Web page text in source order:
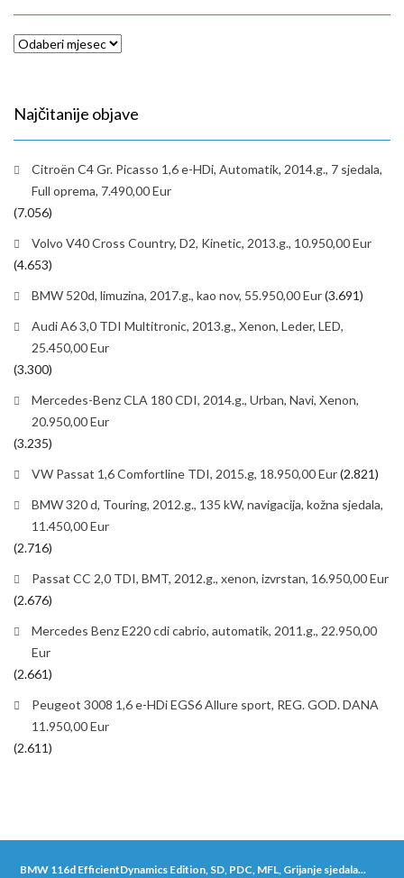
Arhiva
Najčitanije objave
Citroën C4 Gr. Picasso 1,6 e-HDi, Automatik, 2014.g., 7 sjedala,
Full oprema, 7.490,00 Eur
(7.056)
Volvo V40 Cross Country, D2, Kinetic, 2013.g., 10.950,00 Eur
(4.653)
BMW 520d, limuzina, 2017.g., kao nov, 55.950,00 Eur(3.691)
Audi A6 3,0 TDI Multitronic, 2013.g., Xenon, Leder, LED,
25.450,00 Eur
(3.300)
Mercedes-Benz CLA 180 CDI, 2014.g., Urban, Navi, Xenon,
20.950,00 Eur
(3.235)
VW Passat 1,6 Comfortline TDI, 2015.g, 18.950,00 Eur(2.821)
BMW 320 d, Touring, 2012.g., 135 kW, navigacija, kožna sjedala,
11.450,00 Eur
(2.716)
Passat CC 2,0 TDI, BMT, 2012.g., xenon, izvrstan, 16.950,00 Eur
(2.676)
Mercedes Benz E220 cdi cabrio, automatik, 2011.g., 22.950,00
Eur
(2.661)
Peugeot 3008 1,6 e-HDi EGS6 Allure sport, REG. GOD. DANA
11.950,00 Eur
(2.611)
BMW 116d EfficientDynamics Edition, SD, PDC, MFL, Grijanje sjedala...